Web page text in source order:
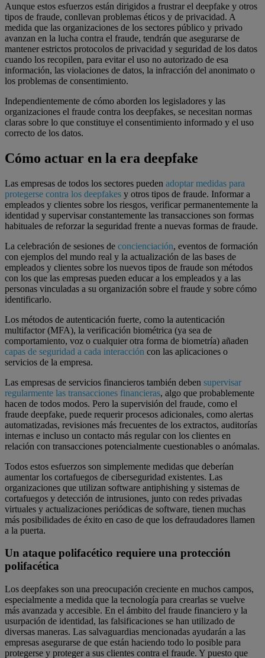
Aunque estos esfuerzos están dirigidos a frustrar el deepfake y otros
tipos de fraude, conllevan problemas éticos y de privacidad. A
medida que las organizaciones de los sectores público y privado
avanzan en la lucha contra el fraude, tendrán que asegurarse de
mantener estrictos protocolos de privacidad y seguridad de los datos
cuando los recopilen, para evitar el uso no autorizado de esa
información, las violaciones de datos, la infracción del anonimato o
los problemas de consentimiento.
Independientemente de cómo aborden los legisladores y las
organizaciones el fraude contra los deepfakes, se necesitan normas
claras sobre lo que constituye el consentimiento informado y el uso
correcto de los datos.
Cómo actuar en la era deepfake
Las empresas de todos los sectores pueden adoptar medidas para
protegerse contra los deepfakes y otros tipos de fraude. Informar a
empleados y clientes sobre los riesgos, verificar permanentemente la
identidad y supervisar constantemente las transacciones son formas
habituales de reforzar la seguridad frente a nuevas formas de fraude.
La celebración de sesiones de concienciación, eventos de formación
con ejemplos del mundo real y la actualización de las bases de
empleados y clientes sobre los nuevos tipos de fraude son métodos
con los que las empresas pueden educar a los empleados y a las
personas vinculadas a su organización sobre el fraude y sobre cómo
identificarlo.
Los métodos de autenticación fuerte, como la autenticación
multifactor (MFA), la verificación biométrica (ya sea de
comportamiento, voz o cualquier otra forma de biometría) añaden
capas de seguridad a cada interacción con las aplicaciones o
servicios de la empresa.
Las empresas de servicios financieros también deben supervisar
regularmente las transacciones financieras, algo que probablemente
hacen de todos modos. Pero la supervisión del fraude, como el
fraude deepfake, puede requerir procesos adicionales, como alertas
automatizadas, revisiones más frecuentes de los extractos, auditorías
internas e incluso un contacto más regular con los clientes en
relación con transacciones potencialmente cuestionables o anómalas.
Todos estos esfuerzos son simplemente medidas que deberían
aumentar los cortafuegos de ciberseguridad existentes. Las
organizaciones que utilizan software antiphishing y sistemas de
cortafuegos y detección de intrusiones, junto con redes privadas
virtuales y actualizaciones periódicas de software, tienen muchas
más posibilidades de éxito en caso de que los defraudadores llamen
a la puerta.
Un ataque polifacético requiere una protección
polifacética
Los deepfakes son una preocupación creciente en muchos campos,
especialmente a medida que la tecnología para crearlas se vuelve
más avanzada y accesible. En el ámbito del fraude financiero y la
usurpación de identidad, las falsificaciones se han utilizado de
diversas maneras. Las salvaguardias mencionadas ayudarán a las
empresas asegurarse de que están haciendo todo lo posible para
protegerse y proteger a sus clientes contra el fraude. Y puesto que